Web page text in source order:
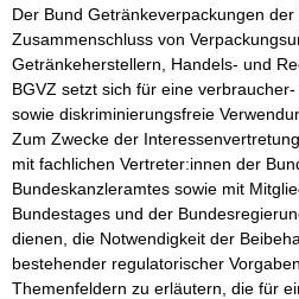
Der Bund Getränkeverpackungen
Zusammenschluss von
Getränkeherstellern, Handels- und
BGVZ setzt sich für eine
sowie diskriminierungsfreie
Zum Zwecke der
mit fachlichen Vertreter:innen der
Bundeskanzleramtes sowie mit
Bundestages und der
dienen, die Notwendigkeit der
bestehender regulatorischer
Themenfeldern zu erläutern, die für